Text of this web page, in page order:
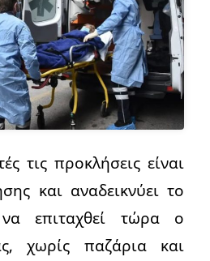
τις προκλήσεις είναι
και αναδεικνύει το
επιταχθεί τώρα ο
χωρίς παζάρια και